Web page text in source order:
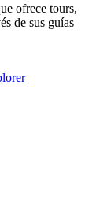
ofrece tours,
de sus guías